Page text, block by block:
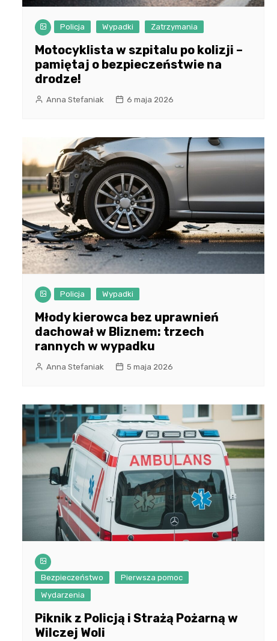
Policja Wypadki Zatrzymania
Motocyklista w szpitalu po kolizji –
pamiętaj o bezpieczeństwie na
drodze!
Anna Stefaniak 6 maja 2026
Policja Wypadki
Młody kierowca bez uprawnień
dachował w Bliznem: trzech
rannych w wypadku
Anna Stefaniak 5 maja 2026
Bezpieczeństwo
Pierwsza pomoc
Wydarzenia
Piknik z Policją i Strażą Pożarną w
Wilczej Woli